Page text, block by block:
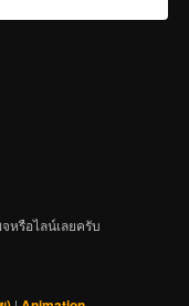
หรือไลน์เลยครับ